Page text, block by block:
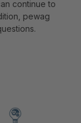
continue to
pewag